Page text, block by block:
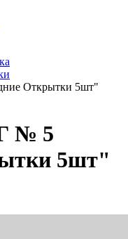
Открытки 5шт"
№ 5
5шт"